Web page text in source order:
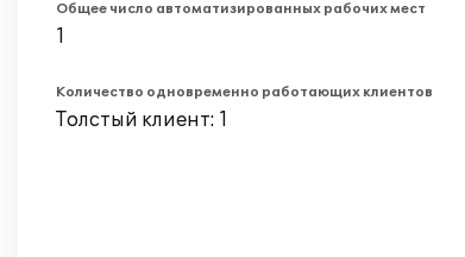
Общее число автоматизированных рабочих мест
1
Количество одновременно работающих клиентов
Толстый клиент: 1